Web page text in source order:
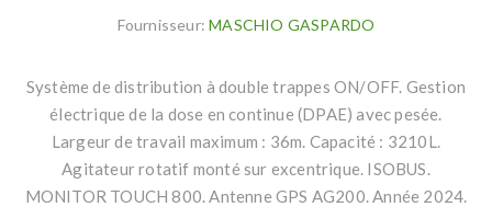
Fournisseur: MASCHIO GASPARDO
Système de distribution à double trappes ON/OFF. Gestion
électrique de la dose en continue (DPAE) avec pesée.
Largeur de travail maximum : 36m. Capacité : 3210L.
Agitateur rotatif monté sur excentrique. ISOBUS.
MONITOR TOUCH 800. Antenne GPS AG200. Année 2024.